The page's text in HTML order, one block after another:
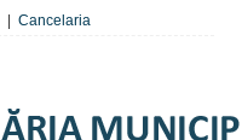
Cancelaria